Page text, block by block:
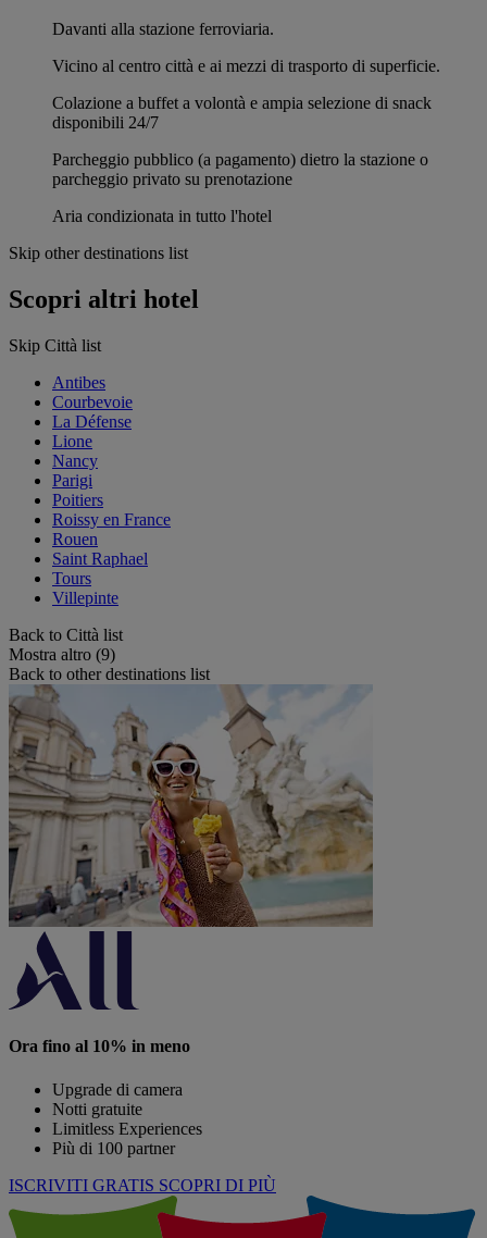
Davanti alla stazione ferroviaria.
Vicino al centro città e ai mezzi di trasporto di superficie.
Colazione a buffet a volontà e ampia selezione di snack
disponibili 24/7
Parcheggio pubblico (a pagamento) dietro la stazione o
parcheggio privato su prenotazione
Aria condizionata in tutto l'hotel
Skip other destinations list
Scopri altri hotel
Skip Città list
Antibes
Courbevoie
La Défense
Lione
Nancy
Parigi
Poitiers
Roissy en France
Rouen
Saint Raphael
Tours
Villepinte
Back to Città list
Mostra altro (9)
Back to other destinations list
Ora fino al 10% in meno
Upgrade di camera
Notti gratuite
Limitless Experiences
Più di 100 partner
ISCRIVITI GRATIS SCOPRI DI PIÙ